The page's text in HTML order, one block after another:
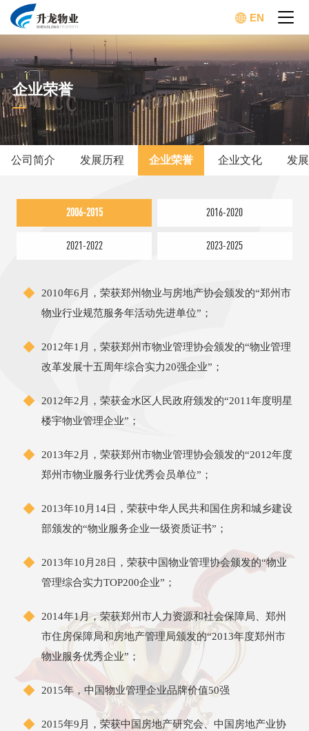
EN
企业荣誉
公司简介 发展历程 企业荣誉 企业文化 发
2006-2015 2016-2020
2021-2022 2023-2025
2010年6月，荣获郑州物业与房地产协会颁发的“郑州市
物业行业规范服务年活动先进单位”；
2012年1月，荣获郑州市物业管理协会颁发的“物业管理
改革发展十五周年综合实力20强企业”；
2012年2月，荣获金水区人民政府颁发的“2011年度明星
楼宇物业管理企业”；
2013年2月，荣获郑州市物业管理协会颁发的“2012年度
郑州市物业服务行业优秀会员单位”；
2013年10月14日，荣获中华人民共和国住房和城乡建设
部颁发的“物业服务企业一级资质证书”；
2013年10月28日，荣获中国物业管理协会颁发的“物业
管理综合实力TOP200企业”；
2014年1月，荣获郑州市人力资源和社会保障局、郑州
市住房保障局和房地产管理局颁发的“2013年度郑州市
物业服务优秀企业”；
2015年，中国物业管理企业品牌价值50强
2015年9月，荣获中国房地产研究会、中国房地产业协